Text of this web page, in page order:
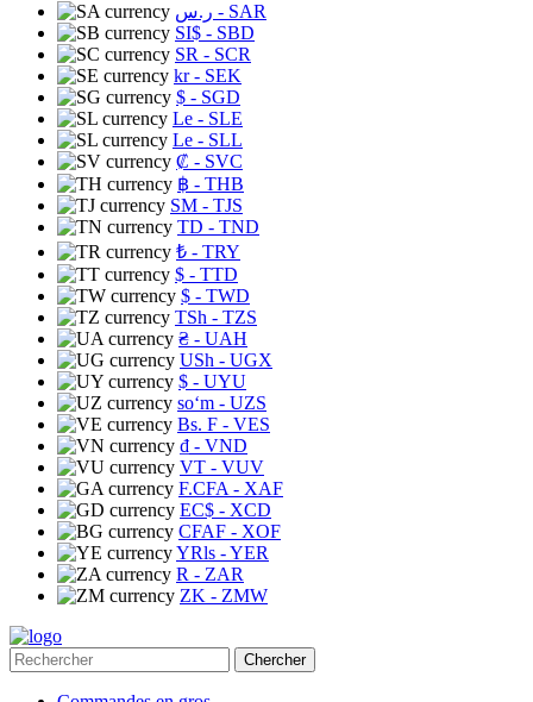
ر.س - SAR
SI$ - SBD
SR - SCR
kr- SEK
$ - SGD
Le - SLE
Le - SLL
₡ - SVC
฿ - THB
ЅМ - TJS
TD - TND
₺ - TRY
$ - TTD
$ - TWD
TSh - TZS
₴ - UAH
USh - UGX
$ - UYU
soʻm - UZS
Bs. F - VES
₫ - VND
VT - VUV
F.CFA - XAF
EC$ - XCD
CFAF - XOF
YRls - YER
R - ZAR
ZK - ZMW
Chercher